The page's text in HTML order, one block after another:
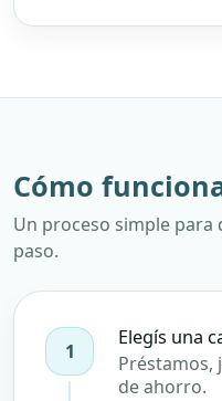
Cómo
Un proceso simple para
paso.
1
Elegís una
Préstamos,
de ahorro.